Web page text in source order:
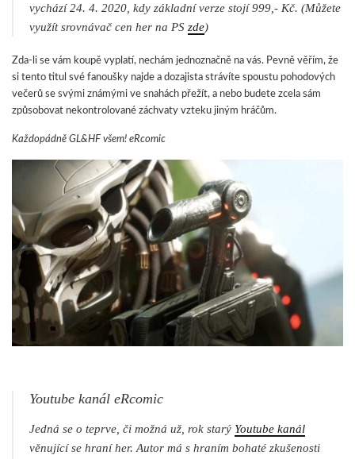
vychází 24. 4. 2020, kdy základní verze stojí 999,- Kč. (Můžete
využít srovnávač cen her na PS zde)
Zda-li se vám koupě vyplatí, nechám jednoznačně na vás. Pevně věřím, že
si tento titul své fanoušky najde a dozajista strávíte spoustu pohodových
večerů se svými známými ve snahách přežít, a nebo budete zcela sám
způsobovat nekontrolované záchvaty vzteku jiným hráčům.
Každopádně GL&HF všem! eRcomic
Youtube kanál eRcomic
Jedná se o teprve, či možná už, rok starý Youtube kanál
věnující se hraní her. Autor má s hraním bohaté zkušenosti